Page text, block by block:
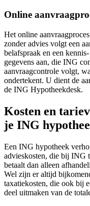
Online
Het online
zonder advies volgt een
belafspraak en een
gegevens aan, die ING
aanvraagcontrole volgt,
ondertekent. U dient de
de ING Hypotheekdesk.
Kosten en
je ING
Een ING hypotheek
advieskosten, die bij ING
betaalt dan alleen
Wel zijn er altijd
taxatiekosten, die ook bij
deel uitmaken van de